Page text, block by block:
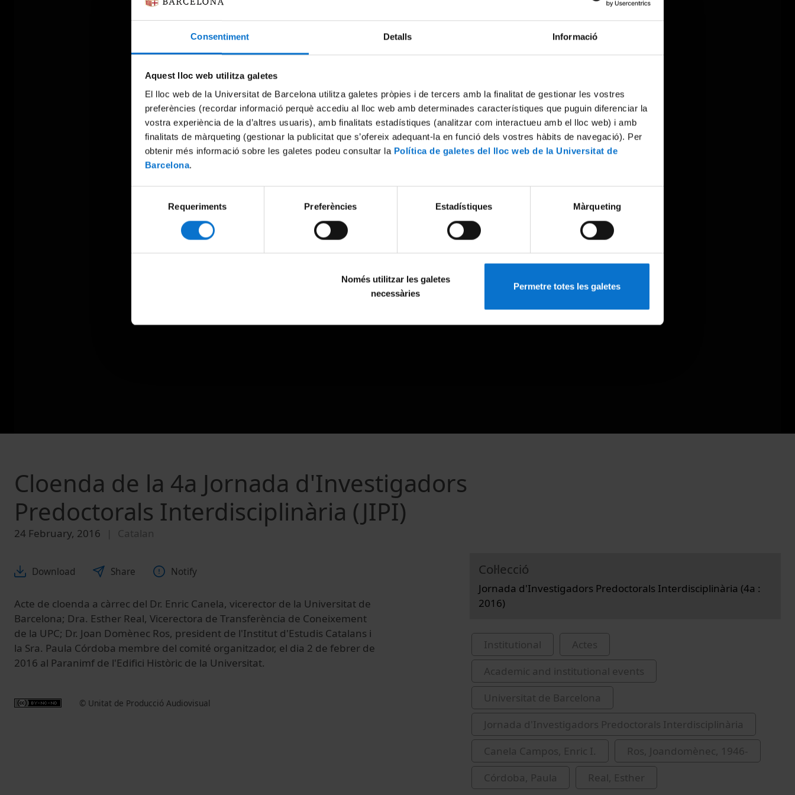
Consentiment Detalls Informació
Aquest lloc web utilitza galetes
El lloc web de la Universitat de Barcelona utilitza galetes pròpies i de tercers amb la finalitat de gestionar les vostres
preferències (recordar informació perquè accediu al lloc web amb determinades característiques que puguin diferenciar la
vostra experiència de la d’altres usuaris), amb finalitats estadístiques (analitzar com interactueu amb el lloc web) i amb
finalitats de màrqueting (gestionar la publicitat que s’ofereix adequant-la en funció dels vostres hàbits de navegació). Per
obtenir més informació sobre les galetes podeu consultar la Política de galetes del lloc web de la Universitat de
Barcelona.
Requeriments Preferències Estadístiques Màrqueting
Només utilitzar les galetes
necessàries
Permetre totes les galetes
Try again
Cloenda de la 4a Jornada d'Investigadors
Predoctorals Interdisciplinària (JIPI)
24 February, 2016 Catalan
Download Share Notify
Acte de cloenda a càrrec del Dr. Enric Canela, vicerector de la Universitat de
Barcelona; Dra. Esther Real, Vicerectora de Transferència de Coneixement
de la UPC; Dr. Joan Domènec Ros, president de l'Institut d'Estudis Catalans i
la Sra. Paula Córdoba membre del comité organitzador, el dia 2 de febrer de
2016 al Paranimf de l'Edifici Històric de la Universitat.
© Unitat de Producció Audiovisual
Col·lecció
Jornada d'Investigadors Predoctorals Interdisciplinària (4a :
2016)
Institutional
Actes
Academic and institutional events
Universitat de Barcelona
Jornada d'Investigadors Predoctorals Interdisciplinària
Canela Campos, Enric I.
Ros, Joandomènec, 1946-
Córdoba, Paula
Real, Esther